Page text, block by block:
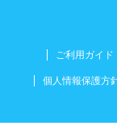
ご利用ガイド
個人情報保護方